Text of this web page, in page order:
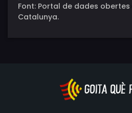
Font: Portal de dades
Catalunya.